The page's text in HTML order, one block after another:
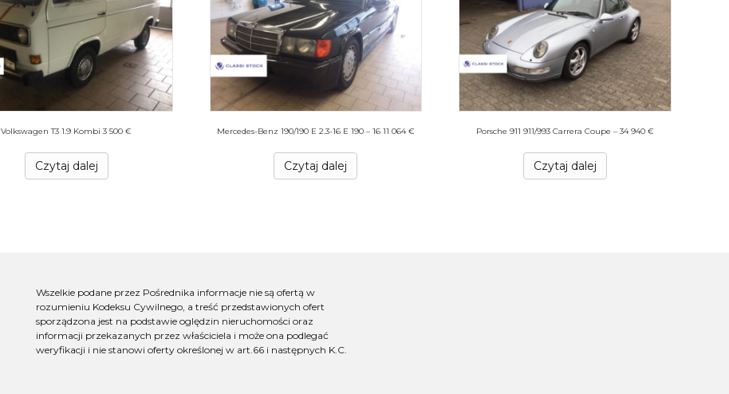
Volkswagen T3 1.9 Kombi 3 500 €
Czytaj dalej
Mercedes-Benz 190/190 E 2.3-16 E 190 – 16 11 064 €
Czytaj dalej
Porsche 911 911/993 Carrera Coupe – 34 940 €
Czytaj dalej
Wszelkie podane przez Pośrednika informacje nie są ofertą w
rozumieniu Kodeksu Cywilnego, a treść przedstawionych ofert
sporządzona jest na podstawie oględzin nieruchomości oraz
informacji przekazanych przez właściciela i może ona podlegać
weryfikacji i nie stanowi oferty określonej w art.66 i następnych K.C.